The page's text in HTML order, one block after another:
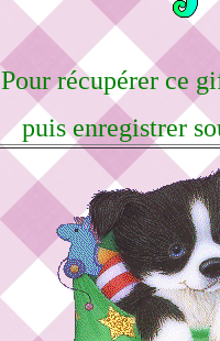
Pour récupérer ce
puis enregistrer